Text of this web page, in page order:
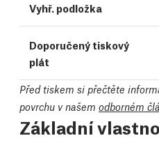
Vyhř. podložka
Doporučený tiskový
plát
Před tiskem si přečtěte
povrchu v našem odborném
Základní